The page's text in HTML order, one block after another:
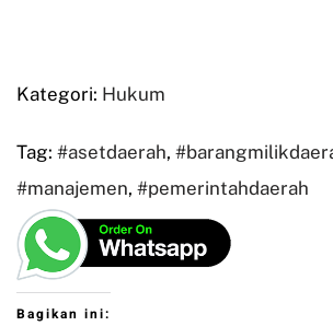
Kategori: Hukum
Tag: #asetdaerah,
#manajemen, #pemerintahdaerah
Bagikan ini: